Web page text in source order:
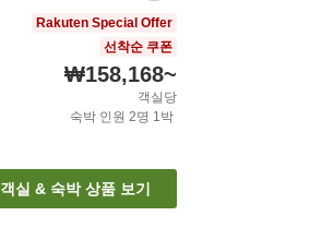
Rakuten Special Offer
선착순 쿠폰
₩158,168~
객실당
숙박 인원 2명 1박
객실 & 숙박 상품 보기